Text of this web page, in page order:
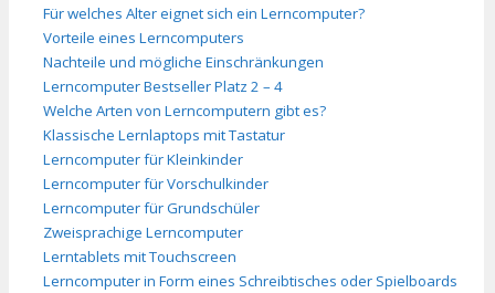
Für welches Alter eignet sich ein Lerncomputer?
Vorteile eines Lerncomputers
Nachteile und mögliche Einschränkungen
Lerncomputer Bestseller Platz 2 – 4
Welche Arten von Lerncomputern gibt es?
Klassische Lernlaptops mit Tastatur
Lerncomputer für Kleinkinder
Lerncomputer für Vorschulkinder
Lerncomputer für Grundschüler
Zweisprachige Lerncomputer
Lerntablets mit Touchscreen
Lerncomputer in Form eines Schreibtisches oder Spielboards